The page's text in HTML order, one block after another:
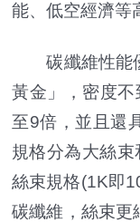
能、低空經濟等
碳纖維性能優
黃金」，密度
至9倍，並且還
規格分為大絲
絲束規格(1K即
碳纖維，絲束更